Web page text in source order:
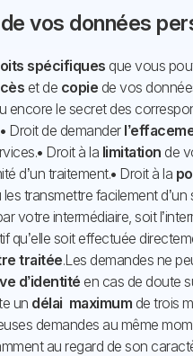
vos données
spécifiques que vous
et de copie de vos
encore le secret des
• Droit de demander
• Droit à la limitation de
d’un traitement.• Droit à la
transmettre facilement d’un
intermédiaire, soit
qu’elle soit effectuée
traitée.Les demandes ne
d’identité en cas de doute
un délai maximum de trois
demandes au même
au regard de son